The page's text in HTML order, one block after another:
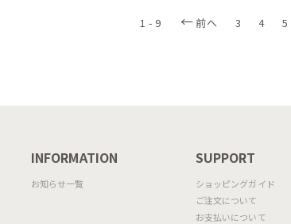
1 - 9 前へ 3 4 5
INFORMATION
お知らせ一覧
SUPPORT
ショッピングガイド
ご注文について
お支払いについて